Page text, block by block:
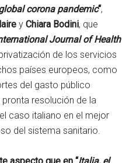
corona pandemic“,
yChiara Bodini, que
Journal of Health
de los servicios
países europeos, como
del gasto público
resolución de la
caso italiano en el mejor
del sistema sanitario.